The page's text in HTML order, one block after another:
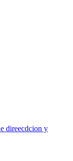
direecdcion y